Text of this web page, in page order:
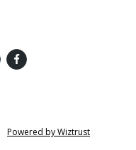
Powered by Wiztrust